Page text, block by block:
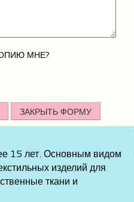
МНЕ?
ЗАКРЫТЬ ФОРМУ
15 лет. Основным видом
изделий для
ткани и